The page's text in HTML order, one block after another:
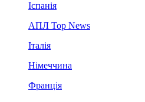
Іспанія
АПЛ Top News
Італія
Німеччина
Франція